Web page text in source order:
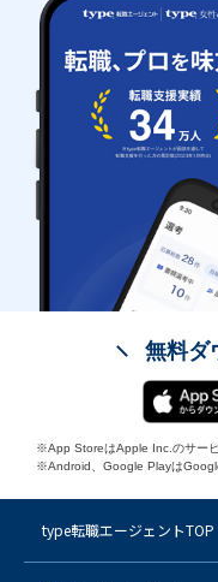
無料ダ
※App StoreはApple Inc.のサービ
※Android、Google Playは
type転職エージェントTOP